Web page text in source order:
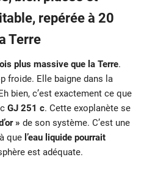
repérée à 20
Terre
plus massive que la Terre.
froide. Elle baigne dans la
bien, c’est exactement ce que
GJ 251 c. Cette exoplanète se
» de son système. C’est une
que l’eau liquide pourrait
est adéquate.